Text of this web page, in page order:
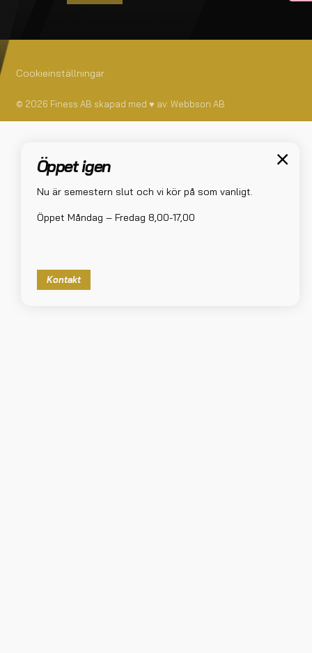
Cookieinställningar
© 2026 Finess AB skapad med ♥ av: Webbson AB
Öppet igen
Nu är semestern slut och vi kör på som vanligt.
Öppet Måndag – Fredag 8,00-17,00
Kontakt